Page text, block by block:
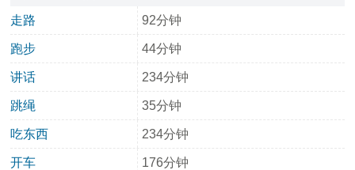
走路 92分钟
跑步 44分钟
讲话 234分钟
跳绳 35分钟
吃东西 234分钟
开车 176分钟